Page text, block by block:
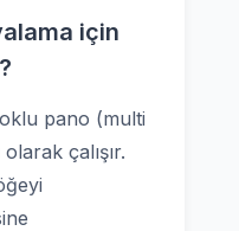
için
pano (multi
çalışır.